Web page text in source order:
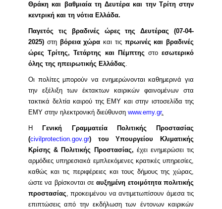
Θράκη και βαθμιαία τη Δευτέρα και την Τρίτη στην
κεντρική και τη νότια Ελλάδα.
Παγετός τις βραδινές ώρες της Δευτέρας (07-04-
2025) στη βόρεια χώρα και τις πρωινές και βραδινές
ώρες Τρίτης, Τετάρτης και Πέμπτης στοεσωτερικό
όλης της ηπειρωτικής Ελλάδας.
Οι πολίτες μπορούν να ενημερώνονται καθημερινά για
την εξέλιξη των έκτακτων καιρικών φαινομένων στα
τακτικά δελτία καιρού της ΕΜΥ και στην ιστοσελίδα της
ΕΜΥ στην ηλεκτρονική διεύθυνση www.emy.gr.
Η
Γενική Γραμματεία Πολιτικής Προστασίας
(civilprotection.gov.gr)
του Υπουργείου Κλιματικής
Κρίσης & Πολιτικής Προστασίας, έχει ενημερώσει τις
αρμόδιες υπηρεσιακά εμπλεκόμενες κρατικές υπηρεσίες,
καθώς και τις περιφέρειες και τους δήμους της χώρας,
ώστε να βρίσκονται σεαυξημένη ετοιμότητα πολιτικής
προστασίας, προκειμένου να αντιμετωπίσουν άμεσα τις
επιπτώσεις από την εκδήλωση των έντονων καιρικών